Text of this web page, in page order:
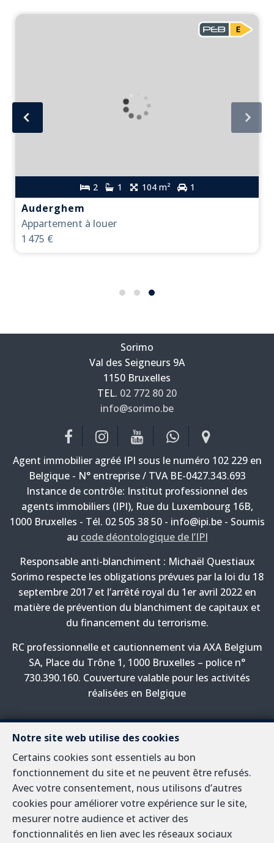
2 1 104 m² 1
Auderghem
Appartement à louer
1 475 €
Notre site web utilise des cookies
Certains cookies sont essentiels au bon
fonctionnement du site et ne peuvent être refusés.
Avec votre consentement, nous utilisons d’autres
cookies pour améliorer votre expérience sur le site,
mesurer notre audience et activer des
fonctionnalités en lien avec les réseaux sociaux
Sorimo
—
Val des Seigneurs 9A
—
1150 Bruxelles
TEL. 02 772 80 20
—
info@sorimo.be
Agent immobilier agréé IPI sous le numéro 102 229 en
Belgique - N° entreprise / TVA BE-0427.343.693
Instance de contrôle: Institut professionnel des
agents immobiliers (IPI), Rue du Luxembourg 16B,
1000 Bruxelles - Tél. 02 505 38 50 - info@ipi.be - Soumis
au code déontologique de l’IPI
Responsable anti-blanchiment : Michaël Questiaux
Sorimo respecte les obligations prévues par la loi du 18
septembre 2017 et l’arrêté royal du 1er avril 2022 en
matière de prévention du blanchiment de capitaux et
du financement du terrorisme.
RC professionnelle et cautionnement via AXA Belgium
SA, Place du Trône 1, 1000 Bruxelles – police n°
730.390.160. Couverture valable pour les activités
réalisées en Belgique
A propos
Nous travaillons sur le marché immobilier en Belgique
depuis près d'un demi siècle. Si vous voulez en savoir
plus, ou êtes intéressé, nous serons heureux de
répondre à vos questions à cette
adresse info@sorimo.be.